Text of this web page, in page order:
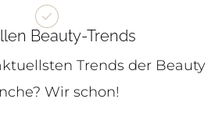
Beauty-Trends
Trends der Beauty
Wir schon!